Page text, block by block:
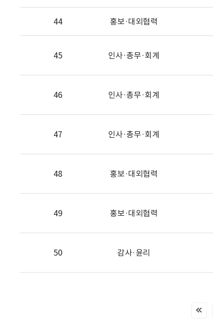
44 홍보·대외협력
45 인사·총무·회계
46 인사·총무·회계
47 인사·총무·회계
48 홍보·대외협력
49 홍보·대외협력
50 감사·윤리
처